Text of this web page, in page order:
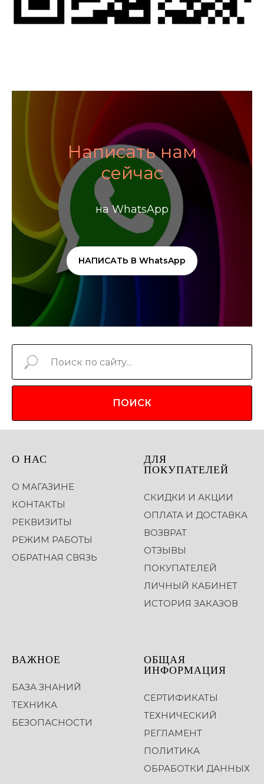
Написать нам
сейчас
на WhatsApp
НАПИСАТЬ В WhatsApp
ПОИСК
О НАС
О МАГАЗИНЕ
КОНТАКТЫ
РЕКВИЗИТЫ
РЕЖИМ РАБОТЫ
ОБРАТНАЯ СВЯЗЬ
ДЛЯ
ПОКУПАТЕЛЕЙ
СКИДКИ И АКЦИИ
ОПЛАТА И ДОСТАВКА
ВОЗВРАТ
ОТЗЫВЫ
ПОКУПАТЕЛЕЙ
ЛИЧНЫЙ КАБИНЕТ
ИСТОРИЯ ЗАКАЗОВ
ВАЖНОЕ
БАЗА ЗНАНИЙ
ТЕХНИКА
БЕЗОПАСНОСТИ
ОБЩАЯ
ИНФОРМАЦИЯ
СЕРТИФИКАТЫ
ТЕХНИЧЕСКИЙ
РЕГЛАМЕНТ
ПОЛИТИКА
ОБРАБОТКИ ДАННЫХ